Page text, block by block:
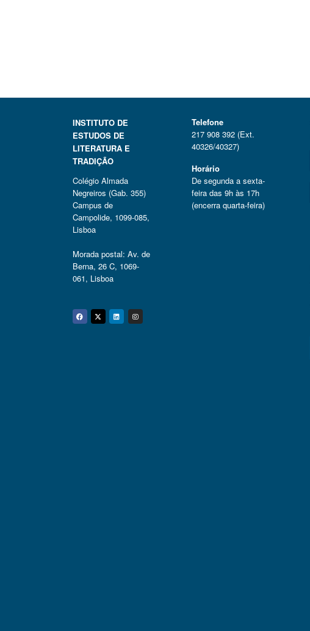
INSTITUTO DE
ESTUDOS DE
LITERATURA E
TRADIÇÃO
Colégio Almada
Negreiros (Gab. 355)
Campus de
Campolide, 1099-085,
Lisboa
Morada postal: Av. de
Berna, 26 C, 1069-
061, Lisboa
Facebook
Twitter
Linkedin
Instagram
Telefone
217 908 392 (Ext.
40326/40327)
Horário
De segunda a sexta-
feira das 9h às 17h
(encerra quarta-feira)